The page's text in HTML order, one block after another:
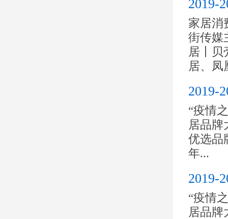
2019-
家居消
街传媒
居丨贝
居、凤
2019-
“疫情
居品牌
优选品
年...
2019-
“疫情
居品牌